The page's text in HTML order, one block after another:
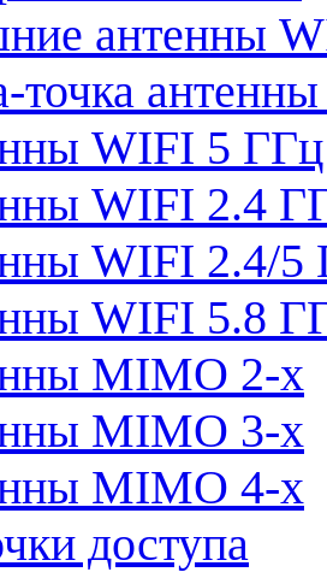
антенны
точка
WIFI 5 ГГц
WIFI 2.4
WIFI 2.4/5
WIFI 5.8
MIMO 2-x
MIMO 3-x
MIMO 4-x
доступа